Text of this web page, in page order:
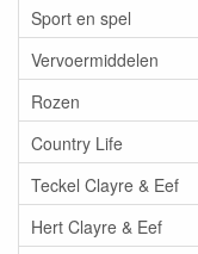
Sport en spel
Vervoermiddelen
Rozen
Country Life
Teckel Clayre & Eef
Hert Clayre & Eef